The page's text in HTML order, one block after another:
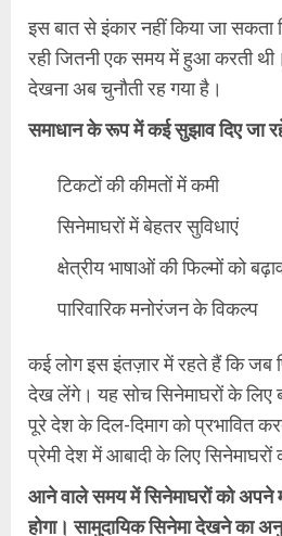
इस बात से इंकार नहीं किया जा सकता
रही जितनी एक समय में हुआ करती
देखना अब चुनौती रह गया है।
समाधान के रूप में कई सुझाव दिए जा
टिकटों की कीमतों में कमी
सिनेमाघरों में बेहतर सुविधाएं
क्षेत्रीय भाषाओं की फिल्मों को
पारिवारिक मनोरंजन के विकल्प
कई लोग इस इंतज़ार में रहते हैं कि जब
देख लेंगे। यह सोच सिनेमाघरों के लिए
पूरे देश के दिल-दिमाग को प्रभावित
प्रेमी देश में आबादी के लिए
आने वाले समय में सिनेमाघरों को अपने
होगा। सामुदायिक सिनेमा देखने का